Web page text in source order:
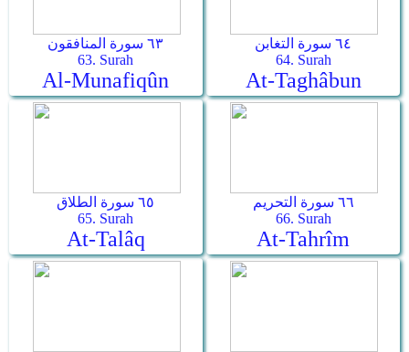
٦٣ سورة المنافقون
63. Surah
Al-Munafiqûn
٦٤ سورة التغابن
64. Surah
At-Taghâbun
٦٥ سورة الطلاق
65. Surah
At-Talâq
٦٦ سورة التحريم
66. Surah
At-Tahrîm